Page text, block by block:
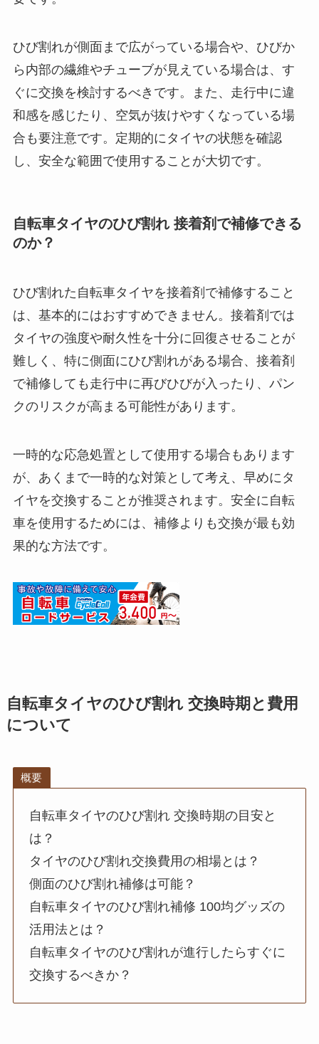
ひび割れが側面まで広がっている場合や、ひびか
ら内部の繊維やチューブが見えている場合は、す
ぐに交換を検討するべきです。また、走行中に違
和感を感じたり、空気が抜けやすくなっている場
合も要注意です。定期的にタイヤの状態を確認
し、安全な範囲で使用することが大切です。
自転車タイヤのひび割れ 接着剤で補修できる
のか？
ひび割れた自転車タイヤを接着剤で補修すること
は、基本的にはおすすめできません。接着剤では
タイヤの強度や耐久性を十分に回復させることが
難しく、特に側面にひび割れがある場合、接着剤
で補修しても走行中に再びひびが入ったり、パン
クのリスクが高まる可能性があります。
一時的な応急処置として使用する場合もあります
が、あくまで一時的な対策として考え、早めにタ
イヤを交換することが推奨されます。安全に自転
車を使用するためには、補修よりも交換が最も効
果的な方法です。
自転車タイヤのひび割れ 交換時期と費用
について
概要
自転車タイヤのひび割れ 交換時期の目安と
は？
タイヤのひび割れ交換費用の相場とは？
側面のひび割れ補修は可能？
自転車タイヤのひび割れ補修 100均グッズの
活用法とは？
自転車タイヤのひび割れが進行したらすぐに
交換するべきか？